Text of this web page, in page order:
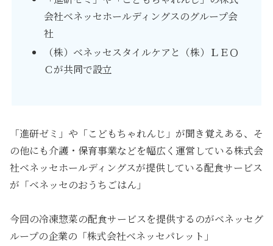
会社ベネッセホールディングスのグループ会
社
（株）ベネッセスタイルケアと（株）ＬＥＯ
Ｃが共同で設立
「進研ゼミ」や「こどもちゃれんじ」が聞き覚えある、そ
の他にも介護・保育事業などを幅広く運営している株式会
社ベネッセホールディングスが提供している配食サービス
が「ベネッセのおうちごはん」
今回の冷凍惣菜の配食サービスを提供するのがベネッセグ
ループの企業の「株式会社ベネッセパレット」